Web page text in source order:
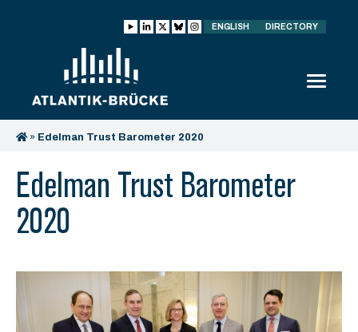
ENGLISH DIRECTORY
» Edelman Trust Barometer 2020
Edelman Trust Barometer
2020